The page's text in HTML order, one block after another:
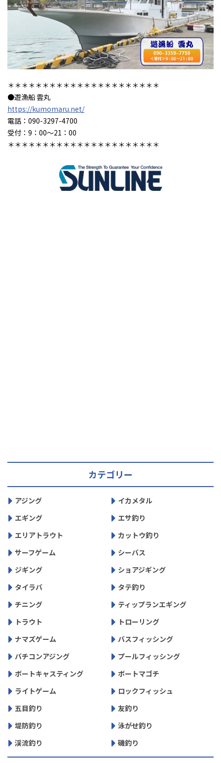
＊＊＊＊＊＊＊＊＊＊＊＊＊＊＊＊＊＊＊＊＊＊
●遊漁船 雲丸
https://kumomaru.net/
電話：090-3297-4700
受付：9：00～21：00
＊＊＊＊＊＊＊＊＊＊＊＊＊＊＊＊＊＊＊＊＊＊
カテゴリー
アジング
イカメタル
エギング
エサ釣り
エリアトラウト
カットウ釣り
サーフゲーム
シーバス
ジギング
ショアジギング
タイラバ
タテ釣り
チニング
ティップランエギング
トラウト
トローリング
ナマズゲーム
バスフィッシング
バチコンアジング
プールフィッシング
ボートキャスティング
ボートマゴチ
ライトゲーム
ロックフィッシュ
五目釣り
友釣り
堤防釣り
泳がせ釣り
渓流釣り
磯釣り